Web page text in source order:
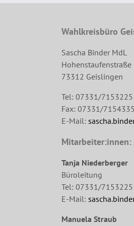
Wahlkreisbüro
Sascha Binder MdL
Hohenstaufenstraße
73312 Geislingen
Tel: 07331/7153225
Fax: 07331/7154335
E-Mail:
Mitarbeiter:innen:
Tanja Niederberger
Büroleitung
Tel: 07331/7153225
E-Mail:
Manuela Straub